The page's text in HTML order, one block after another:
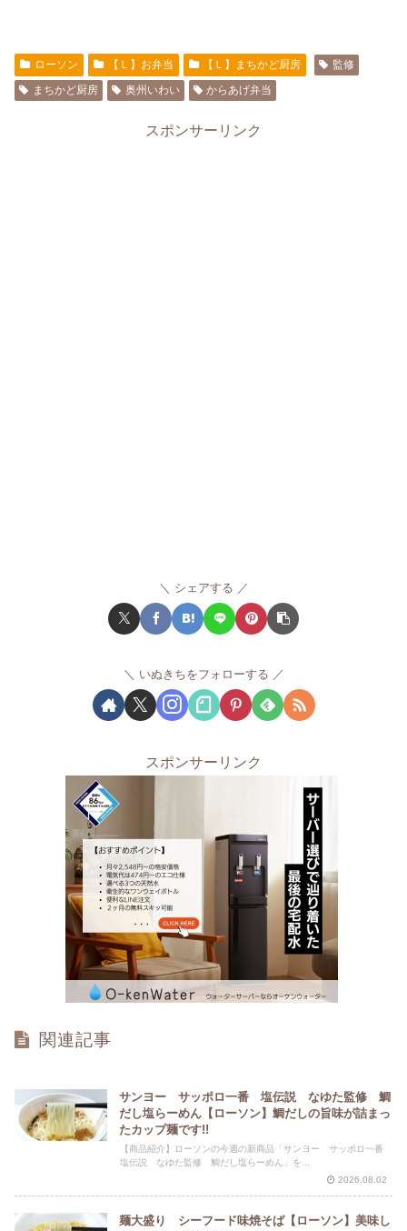
ローソン 【Ｌ】お弁当 【Ｌ】まちかど厨房
監修
まちかど厨房
奥州いわい からあげ弁当
スポンサーリンク
シェアする
いぬきちをフォローする
スポンサーリンク
関連記事
サンヨー サッポロ一番 塩伝説 なゆた監修 鯛
だし塩らーめん【ローソン】鯛だしの旨味が詰まっ
たカップ麺です!!
【商品紹介】ローソンの今週の新商品「サンヨー サッポロ一番
塩伝説 なゆた監修 鯛だし塩らーめん」を...
2026.08.02
麺大盛り シーフード味焼そば【ローソン】美味し